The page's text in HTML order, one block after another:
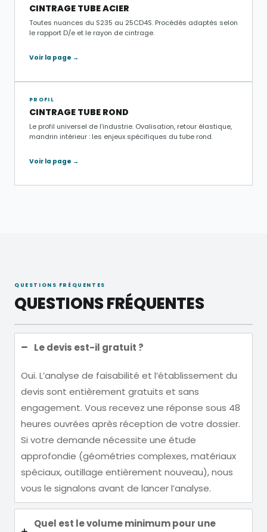
CINTRAGE TUBE ACIER
Toutes nuances du S235 au 25CD4S. Procédés adaptés selon
le rapport D/e et le rayon de cintrage.
Voir la page →
PROFIL
CINTRAGE TUBE ROND
Le profil universel de l’industrie. Ovalisation, retour élastique,
mandrin intérieur : les enjeux spécifiques du tube rond.
Voir la page →
QUESTIONS FRÉQUENTES
QUESTIONS FRÉQUENTES
Le devis est-il gratuit ?
Oui. L’analyse de faisabilité et l’établissement du
devis sont entièrement gratuits et sans
engagement. Vous recevez une réponse sous 48
heures ouvrées après réception de votre dossier.
Si votre demande nécessite une étude
approfondie (géométries complexes, matériaux
spéciaux, outillage entièrement nouveau), nous
vous le signalons avant de lancer l’analyse.
Quel est le volume minimum pour une